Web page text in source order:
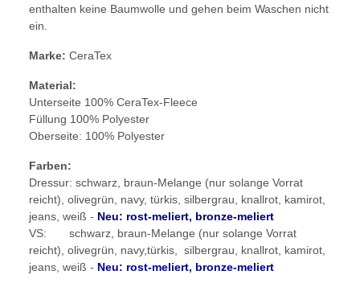
enthalten keine Baumwolle und gehen beim Waschen nicht
ein.
Marke: CeraTex
Material:
Unterseite 100% CeraTex-Fleece
Füllung 100% Polyester
Oberseite: 100% Polyester
Farben:
Dressur: schwarz, braun-Melange (nur solange Vorrat
reicht), olivegrün, navy, türkis, silbergrau, knallrot, kamirot,
jeans, weiß - Neu: rost-meliert, bronze-meliert
VS: schwarz, braun-Melange (nur solange Vorrat
reicht), olivegrün, navy,türkis, silbergrau, knallrot, kamirot,
jeans, weiß - Neu: rost-meliert, bronze-meliert